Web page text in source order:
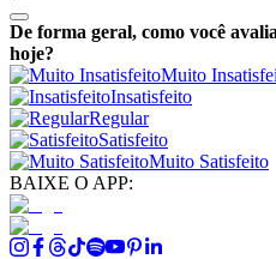
De forma geral, como você
hoje?
Muito
Insatisfeito
Regular
Satisfeito
Muito Satisfeito
BAIXE O APP: